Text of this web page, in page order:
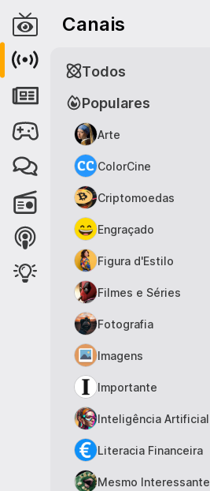
Canais
Populares
Arte
ColorCine
Criptomoedas
Engraçado
Figura d'Estilo
Filmes e Séries
Fotografia
Imagens
Importante
Inteligência Artificial
Literacia Financeira
Mesmo Interessante
Todos